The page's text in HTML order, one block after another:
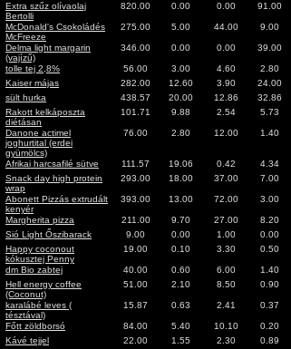
Extra szűz olívaolaj
Bertolli
820.00 0.00 0.00 91.00
McDonald's Csokoládés
McFreeze
275.00 5.00 44.00 9.00
Delma light margarin
(vajízű)
346.00 0.00 0.00 39.00
tolle tej 2,8% 56.00 3.00 4.60
2.80
Kaiser májas
282.00 12.60 3.90
24.00
sült hurka
438.57 20.00 12.86
32.86
Rakott kelkáposzta
diétásan
101.71 9.88 2.54 5.73
Danone actimel
joghurtital (erdei
gyümölcs)
76.00 2.80 12.00 1.40
Afrikai harcsafilé sütve 111.57 19.06 0.42
4.34
Snack day high protein
wrap
293.00 18.00 37.00 7.00
Abonett Pizzás extrudált
kenyér
393.00 13.00 72.00 3.00
Margherita pizza 211.00 9.70 27.00
8.20
Sió Light Őszibarack
9.00 0.00 1.00
0.00
Happy coconout
kókusztej Penny
19.00 0.10 3.30 0.50
dm Bio zabtej 40.00 0.60 6.00
1.40
Hell energy coffee
(Coconut)
51.00 2.10 8.50 0.90
karalábé leves (
tésztával)
15.87 0.63 2.41 0.37
Főtt zöldborsó 84.00 5.40 10.10
0.20
Kávé tejjel
22.00 1.55 2.30
0.89